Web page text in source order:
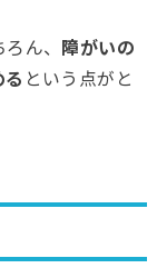
ん、 障がいの
という点がと